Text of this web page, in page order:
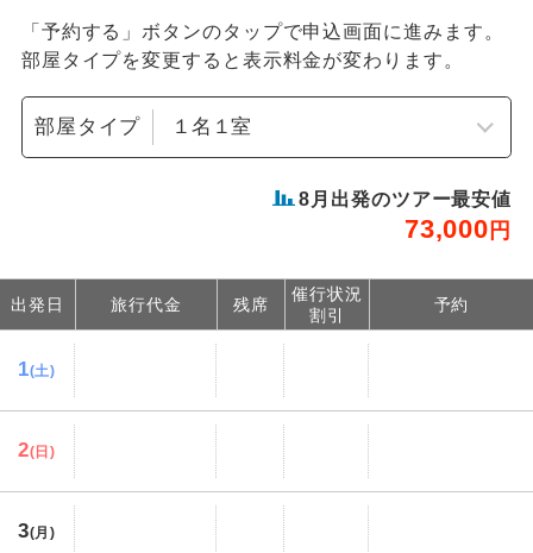
「予約する」ボタンのタップで申込画面に進みます。
部屋タイプを変更すると表示料金が変わります。
部屋タイプ
8 月出発のツアー最安値
73,000 円
出発日 旅行代金 残席
催行状況
割引
予約
1(土)
2(日)
3(月)